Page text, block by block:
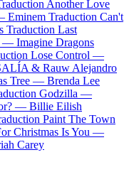
Another Love
Eminem Traduction Can't
Traduction Last
— Imagine Dragons
Lose Control —
& Rauw Alejandro
Tree — Brenda Lee
Godzilla —
— Billie Eilish
Paint The Town
Christmas Is You —
Carey